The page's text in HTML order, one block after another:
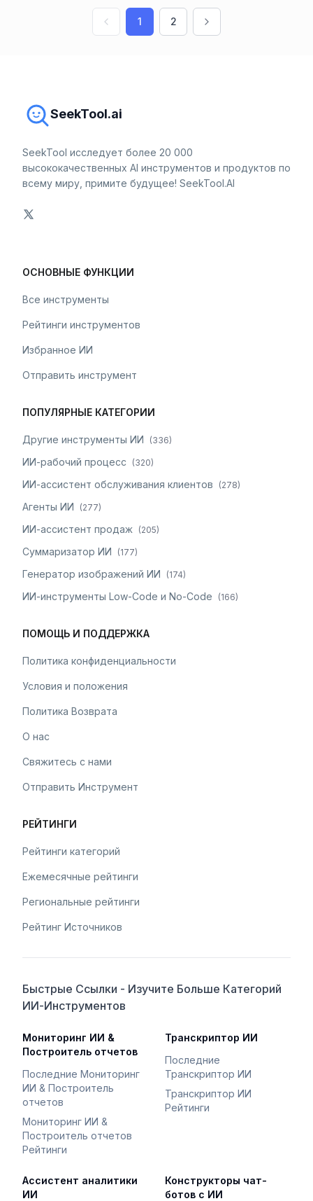
1 2
SeekTool.ai
SeekTool исследует более 20 000
высококачественных AI инструментов и продуктов по
всему миру, примите будущее! SeekTool.AI
ОСНОВНЫЕ ФУНКЦИИ
Все инструменты
Рейтинги инструментов
Избранное ИИ
Отправить инструмент
ПОПУЛЯРНЫЕ КАТЕГОРИИ
Другие инструменты ИИ (336)
ИИ-рабочий процесс (320)
ИИ-ассистент обслуживания клиентов (278)
Агенты ИИ (277)
ИИ-ассистент продаж (205)
Суммаризатор ИИ (177)
Генератор изображений ИИ (174)
ИИ-инструменты Low-Code и No-Code (166)
ПОМОЩЬ И ПОДДЕРЖКА
Политика конфиденциальности
Условия и положения
Политика Возврата
О нас
Свяжитесь с нами
Отправить Инструмент
РЕЙТИНГИ
Рейтинги категорий
Ежемесячные рейтинги
Региональные рейтинги
Рейтинг Источников
Быстрые Ссылки - Изучите Больше Категорий
ИИ-Инструментов
Мониторинг ИИ &
Построитель отчетов
Последние Мониторинг
ИИ & Построитель
отчетов
Мониторинг ИИ &
Построитель отчетов
Рейтинги
Транскриптор ИИ
Последние
Транскриптор ИИ
Транскриптор ИИ
Рейтинги
Ассистент аналитики
ИИ
Конструкторы чат-
ботов с ИИ